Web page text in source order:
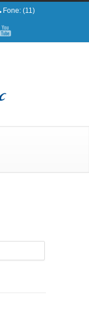
Fone: (11)